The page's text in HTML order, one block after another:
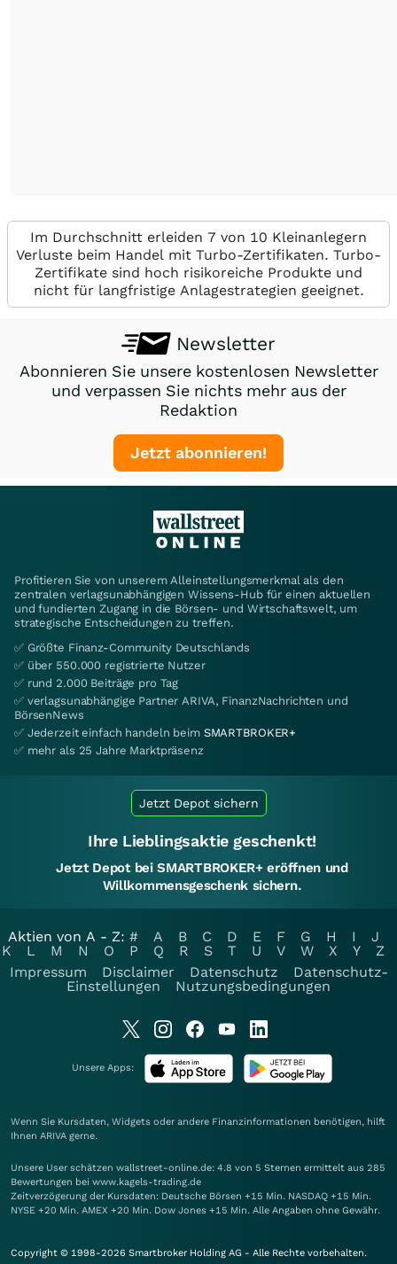
Im Durchschnitt erleiden 7 von 10 Kleinanlegern
Verluste beim Handel mit Turbo-Zertifikaten. Turbo-
Zertifikate sind hoch risikoreiche Produkte und
nicht für langfristige Anlagestrategien geeignet.
Newsletter
Abonnieren Sie unsere kostenlosen Newsletter
und verpassen Sie nichts mehr aus der
Redaktion
Jetzt abonnieren!
Profitieren Sie von unserem Alleinstellungsmerkmal als den
zentralen verlagsunabhängigen Wissens-Hub für einen aktuellen
und fundierten Zugang in die Börsen- und Wirtschaftswelt, um
strategische Entscheidungen zu treffen.
✅ Größte Finanz-Community Deutschlands
✅ über 550.000 registrierte Nutzer
✅ rund 2.000 Beiträge pro Tag
✅ verlagsunabhängige Partner ARIVA, FinanzNachrichten und
BörsenNews
✅ Jederzeit einfach handeln beim SMARTBROKER+
✅ mehr als 25 Jahre Marktpräsenz
Jetzt Depot sichern
Ihre Lieblingsaktie geschenkt!
Jetzt Depot bei SMARTBROKER+ eröffnen und
Willkommensgeschenk sichern.
Aktien von A - Z: # A B C D E F G H I
J
K
L M N O P Q R S T U V W X Y
Z
Impressum
Disclaimer Datenschutz
Datenschutz-
Einstellungen
Nutzungsbedingungen
Unsere Apps:
Wenn Sie Kursdaten, Widgets oder andere Finanzinformationen benötigen, hilft
Ihnen ARIVA gerne.
Unsere User schätzen wallstreet-online.de: 4.8 von 5 Sternen ermittelt aus 285
Bewertungen bei www.kagels-trading.de
Zeitverzögerung der Kursdaten: Deutsche Börsen +15 Min. NASDAQ +15 Min.
NYSE +20 Min. AMEX +20 Min. Dow Jones +15 Min. Alle Angaben ohne Gewähr.
Copyright © 1998-2026 Smartbroker Holding AG - Alle Rechte vorbehalten.